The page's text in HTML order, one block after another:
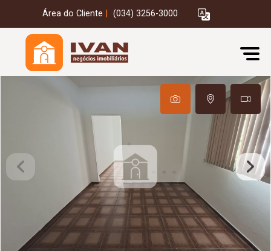
Área do Cliente (034) 3256-3000